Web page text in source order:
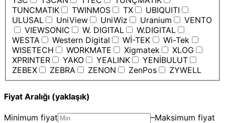
TUNCMATIK
TWINMOS TX
UBIQUITI
ULUSAL
UniView UniWiz Uranium
VENTO
VIEWSONIC
W. DIGITAL
W.DIGITAL
WESTA
Western Digital Wİ-TEK
Wi-Tek
WISETECH
WORKMATE Xigmatek
XLOG
XPRINTER
YAKO YEALINK
YENİBULUT
ZEBEX
ZEBRA ZENON ZenPos ZYWELL
Fiyat Aralığı (yaklaşık)
Minimum fiyat –Maksimum fiyat